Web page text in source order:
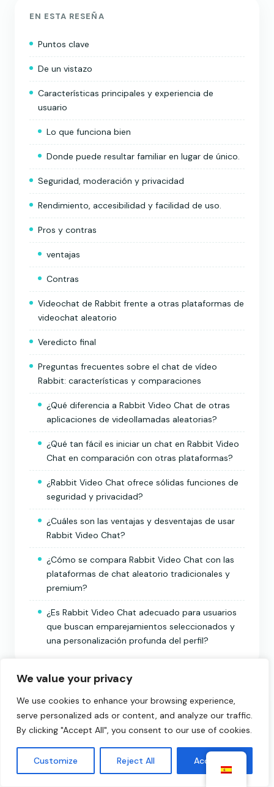
We value your privacy
We use cookies to enhance your browsing experience,
serve personalized ads or content, and analyze our traffic.
By clicking "Accept All", you consent to our use of cookies.
Customize Reject All Accept All
EN ESTA RESEÑA
Puntos clave
De un vistazo
Características principales y experiencia de
usuario
Lo que funciona bien
Donde puede resultar familiar en lugar de único.
Seguridad, moderación y privacidad
Rendimiento, accesibilidad y facilidad de uso.
Pros y contras
ventajas
Contras
Videochat de Rabbit frente a otras plataformas de
videochat aleatorio
Veredicto final
Preguntas frecuentes sobre el chat de vídeo
Rabbit: características y comparaciones
¿Qué diferencia a Rabbit Video Chat de otras
aplicaciones de videollamadas aleatorias?
¿Qué tan fácil es iniciar un chat en Rabbit Video
Chat en comparación con otras plataformas?
¿Rabbit Video Chat ofrece sólidas funciones de
seguridad y privacidad?
¿Cuáles son las ventajas y desventajas de usar
Rabbit Video Chat?
¿Cómo se compara Rabbit Video Chat con las
plataformas de chat aleatorio tradicionales y
premium?
¿Es Rabbit Video Chat adecuado para usuarios
que buscan emparejamientos seleccionados y
una personalización profunda del perfil?
SALTAR LA RESEÑA
Chatea con desconocidos ahora
Empezar a chatear